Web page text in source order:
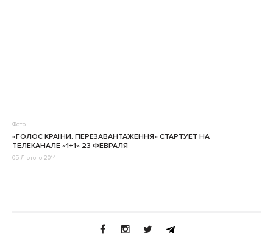
Фото
«ГОЛОС КРАЇНИ. ПЕРЕЗАВАНТАЖЕННЯ» СТАРТУЕТ НА
ТЕЛЕКАНАЛЕ «1+1» 23 ФЕВРАЛЯ
05 Лютого 2014